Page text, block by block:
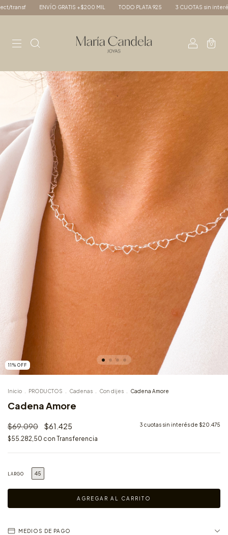
ENVÍO GRATIS +$200 MIL TODO PLATA 925 3 CUOTAS sin interés -
0
11 % OFF
Inicio PRODUCTOS Cadenas Con dijes Cadena Amore
Cadena Amore
$69.090 $61.425 3 cuotas sin interés de $20.475
$55.282,50 con Transferencia
LARGO 45
MEDIOS DE PAGO